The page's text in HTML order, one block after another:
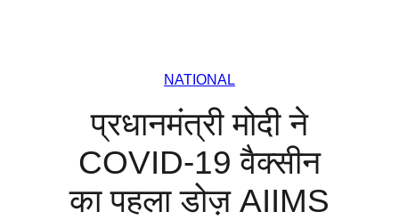
NATIONAL
प्रधानमंत्री मोदी ने
COVID-19 वैक्सीन
का पहला डोज़ AIIMS